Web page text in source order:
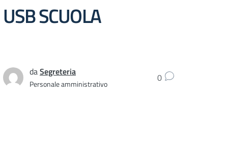
USB SCUOLA
daSegreteria
Personale amministrativo 0